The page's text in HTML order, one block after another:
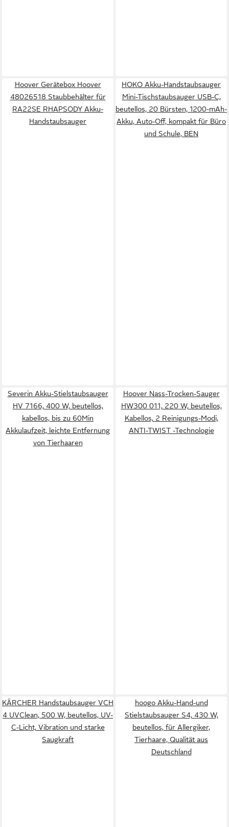
Hoover Gerätebox Hoover
48026518 Staubbehälter für
RA22SE RHAPSODY Akku-
Handstaubsauger
HOKO Akku-Handstaubsauger
Mini-Tischstaubsauger USB-C,
beutellos, 20 Bürsten, 1200-mAh-
Akku, Auto-Off, kompakt für Büro
und Schule, BEN
Severin Akku-Stielstaubsauger
HV 7166, 400 W, beutellos,
kabellos, bis zu 60Min
Akkulaufzeit, leichte Entfernung
von Tierhaaren
Hoover Nass-Trocken-Sauger
HW300 011, 220 W, beutellos,
Kabellos, 2 Reinigungs-Modi,
ANTI-TWIST -Technologie
KÄRCHER Handstaubsauger VCH
4 UVClean, 500 W, beutellos, UV-
C-Licht, Vibration und starke
Saugkraft
hoogo Akku-Hand-und
Stielstaubsauger S4, 430 W,
beutellos, für Allergiker,
Tierhaare, Qualität aus
Deutschland